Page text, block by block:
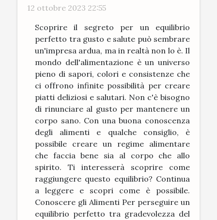
12 ottobre 2023 22:55
Scoprire il segreto per un equilibrio
perfetto tra gusto e salute può sembrare
un'impresa ardua, ma in realtà non lo è. Il
mondo dell'alimentazione è un universo
pieno di sapori, colori e consistenze che
ci offrono infinite possibilità per creare
piatti deliziosi e salutari. Non c'è bisogno
di rinunciare al gusto per mantenere un
corpo sano. Con una buona conoscenza
degli alimenti e qualche consiglio, è
possibile creare un regime alimentare
che faccia bene sia al corpo che allo
spirito. Ti interesserà scoprire come
raggiungere questo equilibrio? Continua
a leggere e scopri come è possibile.
Conoscere gli Alimenti Per perseguire un
equilibrio perfetto tra gradevolezza del